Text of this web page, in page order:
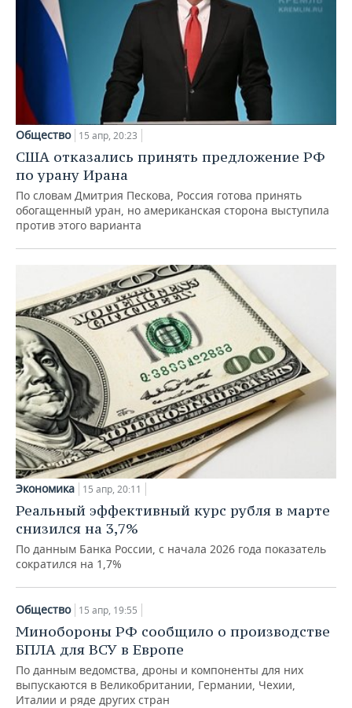
Общество 15 апр, 20:23
США отказались принять предложение РФ
по урану Ирана
По словам Дмитрия Пескова, Россия готова принять
обогащенный уран, но американская сторона выступила
против этого варианта
Экономика 15 апр, 20:11
Реальный эффективный курс рубля в марте
снизился на 3,7%
По данным Банка России, с начала 2026 года показатель
сократился на 1,7%
Общество 15 апр, 19:55
Минобороны РФ сообщило о производстве
БПЛА для ВСУ в Европе
По данным ведомства, дроны и компоненты для них
выпускаются в Великобритании, Германии, Чехии,
Италии и ряде других стран